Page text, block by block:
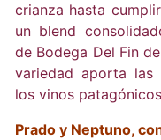
crianza hasta
un blend
de Bodega Del Fin
variedad aporta las
los vinos
Prado y Neptuno,